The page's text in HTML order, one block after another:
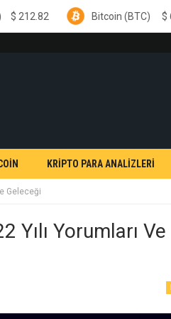
KRİPTO PARA ANALİZLERİ
Geleceği
Yılı Yorumları Ve
Bitcoin (BTC) $64,305.00